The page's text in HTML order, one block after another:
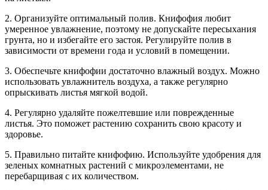
2. Организуйте оптимальный полив. Книфофия любит
умеренное увлажнение, поэтому не допускайте пересыхания
грунта, но и избегайте его застоя. Регулируйте полив в
зависимости от времени года и условий в помещении.
3. Обеспечьте книфофии достаточно влажный воздух. Можно
использовать увлажнитель воздуха, а также регулярно
опрыскивать листья мягкой водой.
4. Регулярно удаляйте пожелтевшие или поврежденные
листья. Это поможет растению сохранить свою красоту и
здоровье.
5. Правильно питайте книфофию. Используйте удобрения для
зеленых комнатных растений с микроэлементами, не
перебарщивая с их количеством.